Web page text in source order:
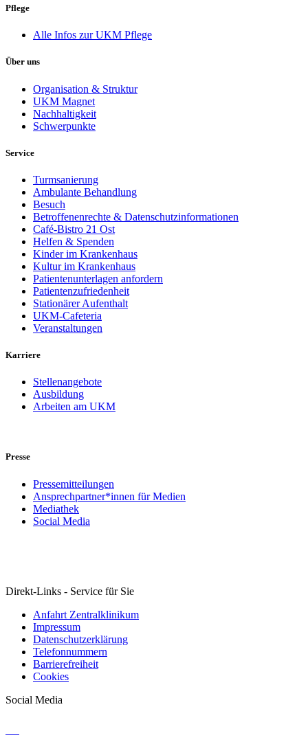
Pflege
Alle Infos zur UKM Pflege
Über uns
Organisation & Struktur
UKM Magnet
Nachhaltigkeit
Schwerpunkte
Service
Turmsanierung
Ambulante Behandlung
Besuch
Betroffenenrechte & Datenschutzinformationen
Café-Bistro 21 Ost
Helfen & Spenden
Kinder im Krankenhaus
Kultur im Krankenhaus
Patientenunterlagen anfordern
Patientenzufriedenheit
Stationärer Aufenthalt
UKM-Cafeteria
Veranstaltungen
Karriere
Stellenangebote
Ausbildung
Arbeiten am UKM
Presse
Pressemitteilungen
Ansprechpartner*innen für Medien
Mediathek
Social Media
Direkt-Links - Service für Sie
Anfahrt Zentralklinikum
Impressum
Datenschutzerklärung
Telefonnummern
Barrierefreiheit
Cookies
Social Media